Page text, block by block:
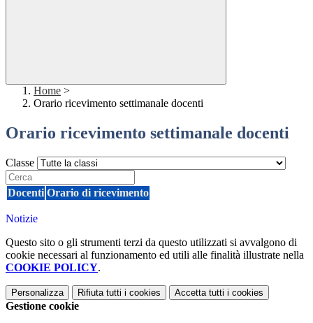
Home >
Orario ricevimento settimanale docenti
Orario ricevimento settimanale docenti
Classe
Docenti Orario di ricevimento
Notizie
Questo sito o gli strumenti terzi da questo utilizzati si avvalgono di
cookie necessari al funzionamento ed utili alle finalità illustrate nella
COOKIE POLICY.
Personalizza Rifiuta tutti i cookies Accetta tutti i cookies
Gestione cookie